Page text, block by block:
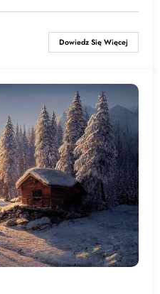
Dowiedz Się Więcej